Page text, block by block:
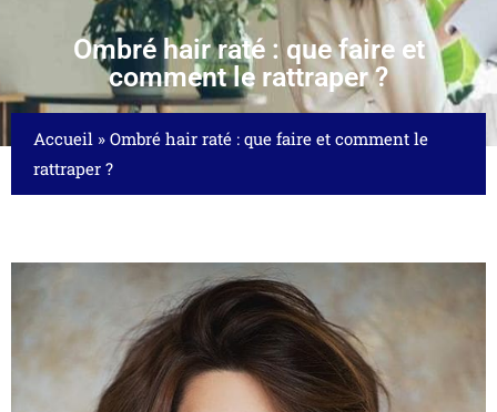
Ombré hair raté : que faire et
comment le rattraper ?
Accueil » Ombré hair raté : que faire et comment le
rattraper ?